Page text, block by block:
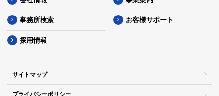
事務所検索 お客様サポート
採用情報
サイトマップ
プライバシーポリシー